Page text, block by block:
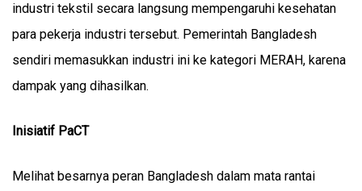
industri tekstil secara langsung mempengaruhi kesehatan
para pekerja industri tersebut. Pemerintah Bangladesh
sendiri memasukkan industri ini ke kategori MERAH, karena
dampak yang dihasilkan.
Inisiatif PaCT
Melihat besarnya peran Bangladesh dalam mata rantai